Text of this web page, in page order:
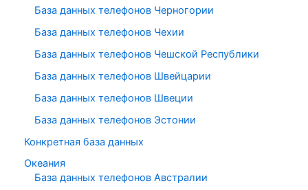
База данных телефонов Черногории
База данных телефонов Чехии
База данных телефонов Чешской Республики
База данных телефонов Швейцарии
База данных телефонов Швеции
База данных телефонов Эстонии
Конкретная база данных
Океания
База данных телефонов Австралии